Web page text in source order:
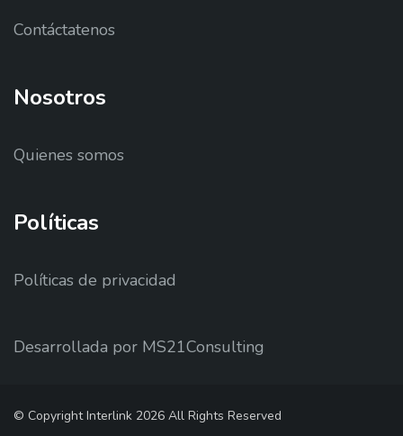
Contáctatenos
Nosotros
Quienes somos
Políticas
Políticas de privacidad
Desarrollada por MS21Consulting
© Copyright Interlink 2026 All Rights Reserved